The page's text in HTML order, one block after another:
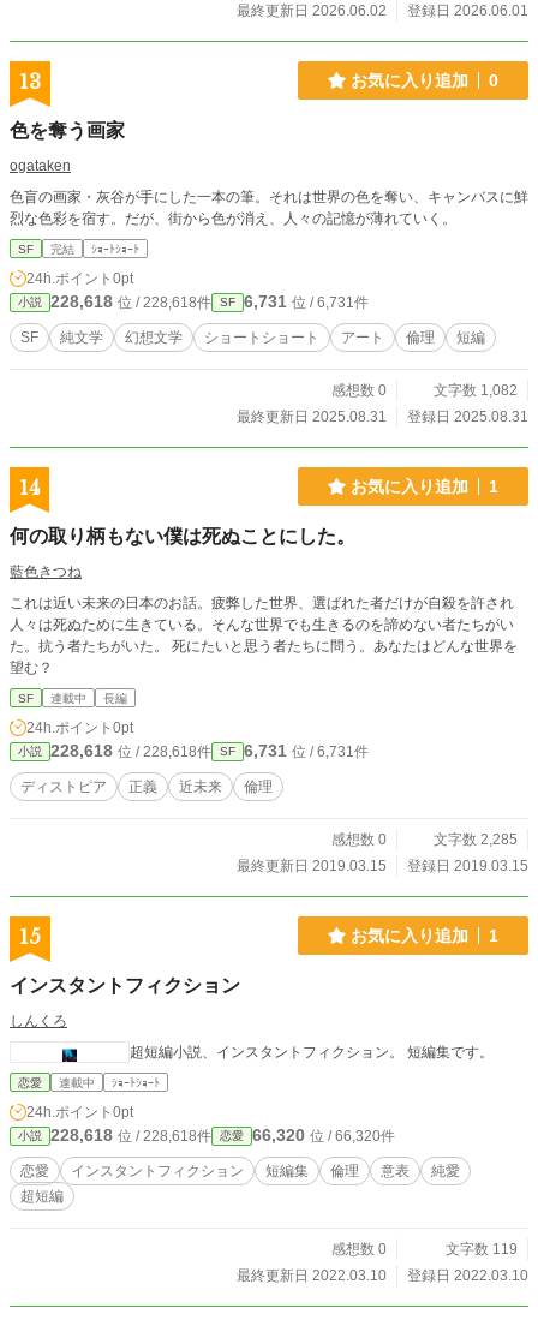
最終更新日 2026.06.02
登録日 2026.06.01
13 お気に入り追加 0
色を奪う画家
ogataken
色盲の画家・灰谷が手にした一本の筆。それは世界の色を奪い、キャンバスに鮮
烈な色彩を宿す。だが、街から色が消え、人々の記憶が薄れていく。
SF 完結 ｼｮｰﾄｼｮｰﾄ
24h.ポイント 0pt
小説 228,618 位 / 228,618件 SF 6,731 位 / 6,731件
SF 純文学 幻想文学 ショートショート アート 倫理 短編
感想数 0
文字数 1,082
最終更新日 2025.08.31
登録日 2025.08.31
14 お気に入り追加 1
何の取り柄もない僕は死ぬことにした。
藍色きつね
これは近い未来の日本のお話。疲弊した世界、選ばれた者だけが自殺を許され
人々は死ぬために生きている。そんな世界でも生きるのを諦めない者たちがい
た。抗う者たちがいた。 死にたいと思う者たちに問う。あなたはどんな世界を
望む？
SF 連載中 長編
24h.ポイント 0pt
小説 228,618 位 / 228,618件 SF 6,731 位 / 6,731件
ディストピア 正義 近未来 倫理
感想数 0
文字数 2,285
最終更新日 2019.03.15
登録日 2019.03.15
15 お気に入り追加 1
インスタントフィクション
しんくろ
超短編小説、インスタントフィクション。 短編集です。
恋愛 連載中 ｼｮｰﾄｼｮｰﾄ
24h.ポイント 0pt
小説 228,618 位 / 228,618件 恋愛 66,320 位 / 66,320件
恋愛 インスタントフィクション 短編集 倫理 意表
純愛
超短編
感想数 0
文字数 119
最終更新日 2022.03.10
登録日 2022.03.10